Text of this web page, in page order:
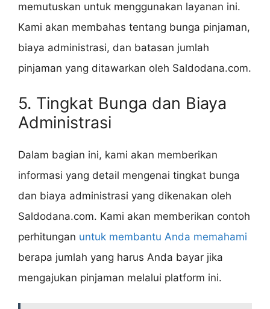
memutuskan untuk menggunakan layanan ini.
Kami akan membahas tentang bunga pinjaman,
biaya administrasi, dan batasan jumlah
pinjaman yang ditawarkan oleh Saldodana.com.
5. Tingkat Bunga dan Biaya
Administrasi
Dalam bagian ini, kami akan memberikan
informasi yang detail mengenai tingkat bunga
dan biaya administrasi yang dikenakan oleh
Saldodana.com. Kami akan memberikan contoh
perhitungan untuk membantu Anda memahami
berapa jumlah yang harus Anda bayar jika
mengajukan pinjaman melalui platform ini.